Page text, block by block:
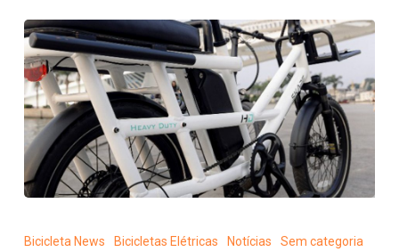
Bicicleta News Bicicletas Elétricas Notícias Sem categoria